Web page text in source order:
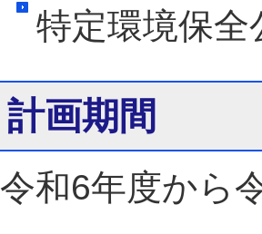
特定環境保全
計画期間
令和6年度から